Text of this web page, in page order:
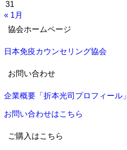
31
« 1月
協会ホームページ
日本免疫カウンセリング協会
お問い合わせ
企業概要「折本光司プロフィール」
お問い合わせはこちら
ご購入はこちら